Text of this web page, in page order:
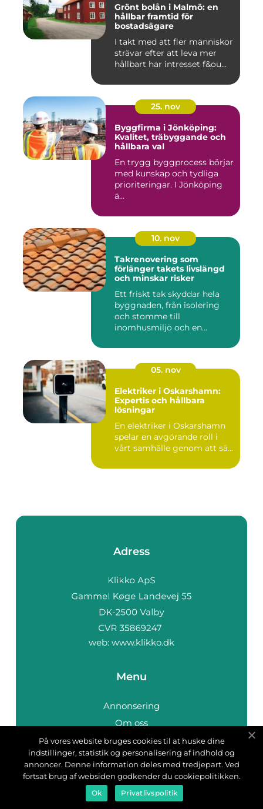
Grönt bolån i Malmö: en
hållbar framtid för
bostadsägare
I takt med att fler människor
strävar efter att leva mer
hållbart har intresset f&ou...
25. nov
Byggfirma i Jönköping:
Kvalitet, träbyggande och
hållbara val
En trygg byggprocess börjar
med kunskap och tydliga
prioriteringar. I Jönköping
ä...
10. nov
Takrenovering som
förlänger takets livslängd
och minskar risker
Ett friskt tak skyddar hela
byggnaden, från isolering
och stomme till
inomhusmiljö och en...
05. nov
Elektriker i Oskarshamn:
Expertis och hållbara
lösningar
En elektriker i Oskarshamn
spelar en avgörande roll i
vårt samhälle genom att sä...
Adress
web: www.klikko.dk
Menu
Annonsering
Om oss
Cookies
Kontakta oss
Sitemap
På vores website bruges cookies til at huske dine
indstillinger, statistik og personalisering af indhold og
annoncer. Denne information deles med tredjepart. Ved
fortsat brug af websiden godkender du cookiepolitikken.
Ok Privatlivspolitik